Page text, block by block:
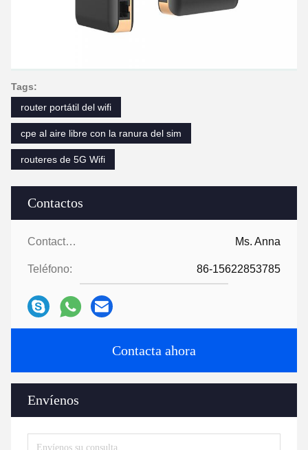
Contactos
Contactos: Ms. Anna
Teléfono: 86-15622853785
Contacta ahora
Envíenos
Tags:
router portátil del wifi
cpe al aire libre con la ranura del sim
routeres de 5G Wifi